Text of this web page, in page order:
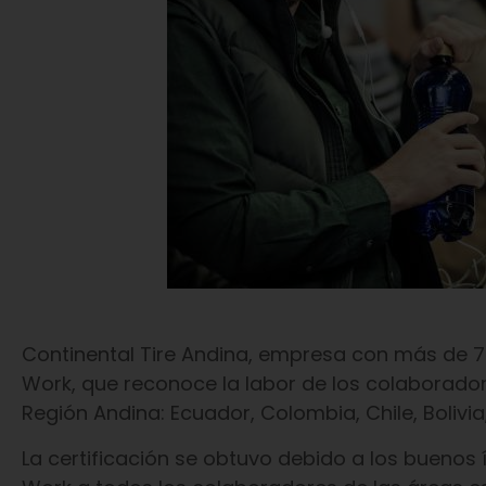
Continental Tire Andina, empresa con más de
Work, que reconoce la labor de los
Región Andina: Ecuador, Colombia, Chile,
La certificación se obtuvo debido a los